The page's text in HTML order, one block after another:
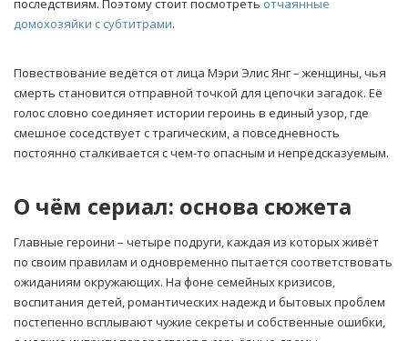
последствиям. Поэтому стоит посмотреть отчаянные
домохозяйки с субтитрами.
Повествование ведётся от лица Мэри Элис Янг – женщины, чья
смерть становится отправной точкой для цепочки загадок. Её
голос словно соединяет истории героинь в единый узор, где
смешное соседствует с трагическим, а повседневность
постоянно сталкивается с чем-то опасным и непредсказуемым.
О чём сериал: основа сюжета
Главные героини – четыре подруги, каждая из которых живёт
по своим правилам и одновременно пытается соответствовать
ожиданиям окружающих. На фоне семейных кризисов,
воспитания детей, романтических надежд и бытовых проблем
постепенно всплывают чужие секреты и собственные ошибки,